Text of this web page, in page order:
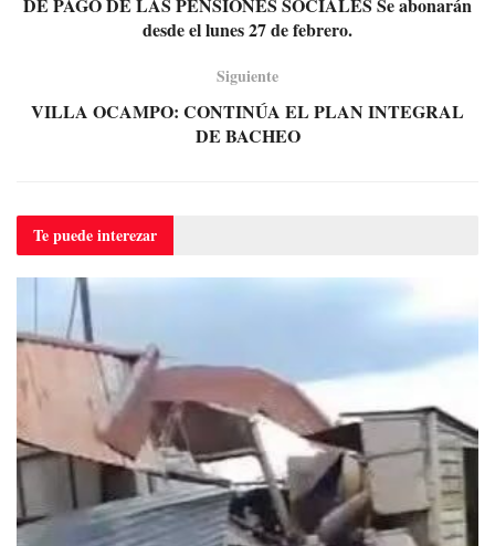
desde el lunes 27 de febrero.
Siguiente
VILLA OCAMPO: CONTINÚA EL PLAN INTEGRAL
DE BACHEO
Te puedeinterezar